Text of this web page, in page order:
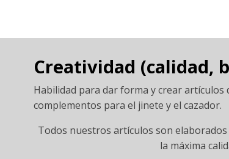
Creatividad (calidad,
Habilidad para dar forma y crear artículos
complementos para el jinete y el cazador.
Todos nuestros artículos son
la máxima